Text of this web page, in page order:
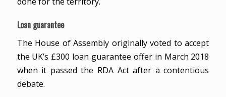
Loan guarantee
The House of Assembly originally voted to accept
the UK’s £300 loan guarantee offer in March 2018
when it passed the RDA Act after a contentious
debate.